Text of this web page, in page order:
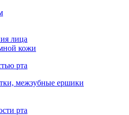
лица
кожи
рта
межзубные ершики
рта